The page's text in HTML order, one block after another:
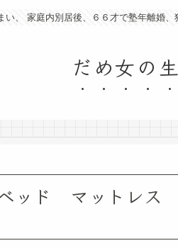
い、 家庭内別居後、６６才で塾年離婚
だめ女の
ッド マットレス